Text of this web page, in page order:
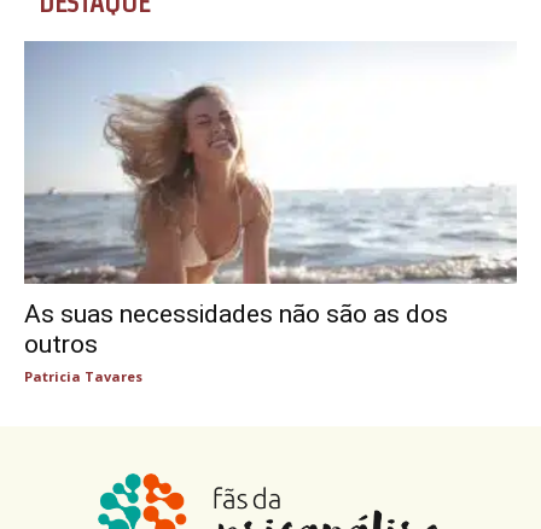
As suas necessidades não são as dos
outros
Patricia Tavares